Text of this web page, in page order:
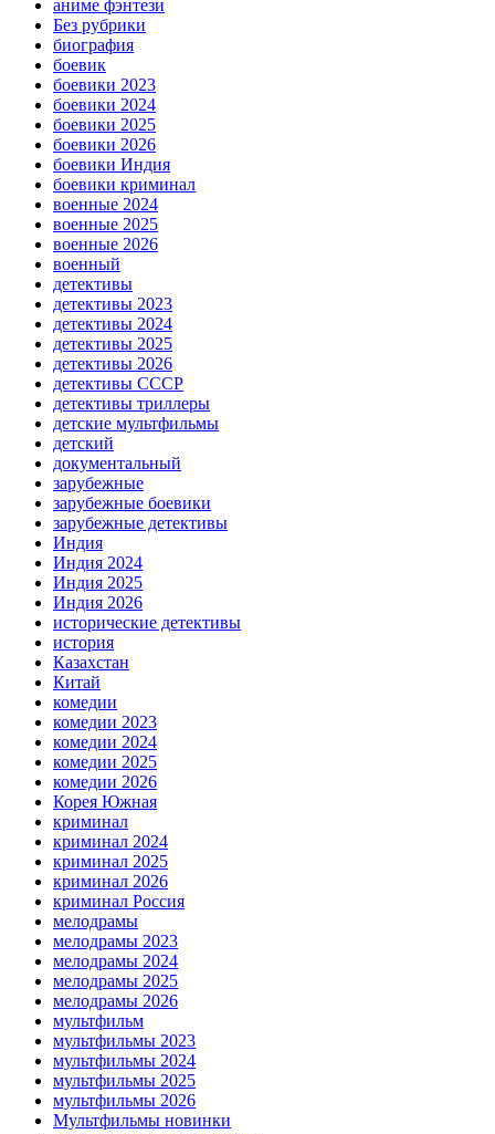
аниме фэнтези
Без рубрики
биография
боевик
боевики 2023
боевики 2024
боевики 2025
боевики 2026
боевики Индия
боевики криминал
военные 2024
военные 2025
военные 2026
военный
детективы
детективы 2023
детективы 2024
детективы 2025
детективы 2026
детективы СССР
детективы триллеры
детские мультфильмы
детский
документальный
зарубежные
зарубежные боевики
зарубежные детективы
Индия
Индия 2024
Индия 2025
Индия 2026
исторические детективы
история
Казахстан
Китай
комедии
комедии 2023
комедии 2024
комедии 2025
комедии 2026
Корея Южная
криминал
криминал 2024
криминал 2025
криминал 2026
криминал Россия
мелодрамы
мелодрамы 2023
мелодрамы 2024
мелодрамы 2025
мелодрамы 2026
мультфильм
мультфильмы 2023
мультфильмы 2024
мультфильмы 2025
мультфильмы 2026
Мультфильмы новинки